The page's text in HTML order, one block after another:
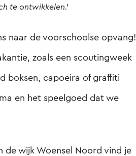
te ontwikkelen.’
naar de voorschoolse opvang!
zoals een scoutingweek
boksen, capoeira of graffiti
en het speelgoed dat we
de wijk Woensel Noord vind je